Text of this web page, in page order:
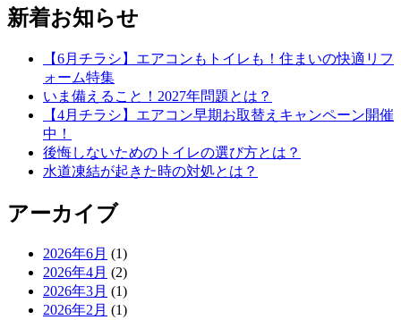
新着お知らせ
【6月チラシ】エアコンもトイレも！住まいの快適リフ
ォーム特集
いま備えること！2027年問題とは？
【4月チラシ】エアコン早期お取替えキャンペーン開催
中！
後悔しないためのトイレの選び方とは？
水道凍結が起きた時の対処とは？
アーカイブ
2026年6月 (1)
2026年4月 (2)
2026年3月 (1)
2026年2月 (1)